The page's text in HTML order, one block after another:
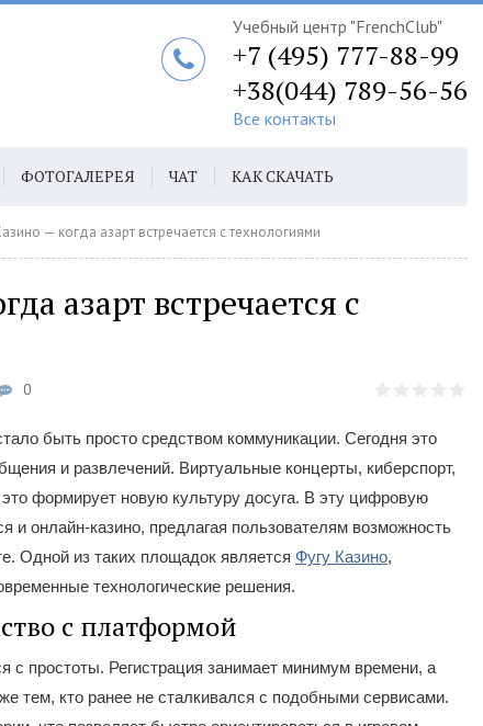
Учебный центр "FrenchClub"
+7 (495) 777-88-99
+38(044) 789-56-56
Все контакты
ФОТОГАЛЕРЕЯ ЧАТ КАК СКАЧАТЬ
АВТОРИЗАЦИЯ
— когда азарт встречается с технологиями
азарт встречается с
0
быть просто средством коммуникации. Сегодня это
и развлечений. Виртуальные концерты, киберспорт,
формирует новую культуру досуга. В эту цифровую
и онлайн-казино, предлагая пользователям возможность
Одной из таких площадок является Фугу Казино,
технологические решения.
с платформой
с простоты. Регистрация занимает минимум времени, а
тем, кто ранее не сталкивался с подобными сервисами.